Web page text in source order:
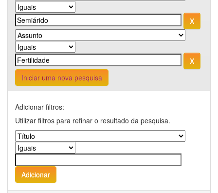
Iniciar uma nova pesquisa
Adicionar filtros:
Utilizar filtros para refinar o resultado da pesquisa.